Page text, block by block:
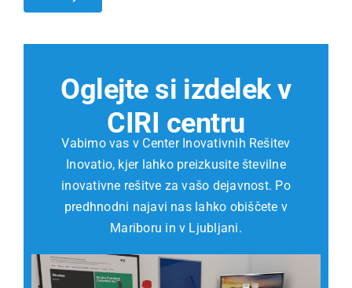
Oglejte si izdelek v
CIRI centru
Vabimo vas v Center Inovativnih Rešitev
Inovatio, kjer lahko preizkusite številne
inovativne rešitve za vašo dejavnost. Po
predhnodni najavi nas lahko obiščete v
Mariboru in v Ljubljani.